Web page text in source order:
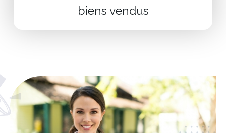
biens vendus